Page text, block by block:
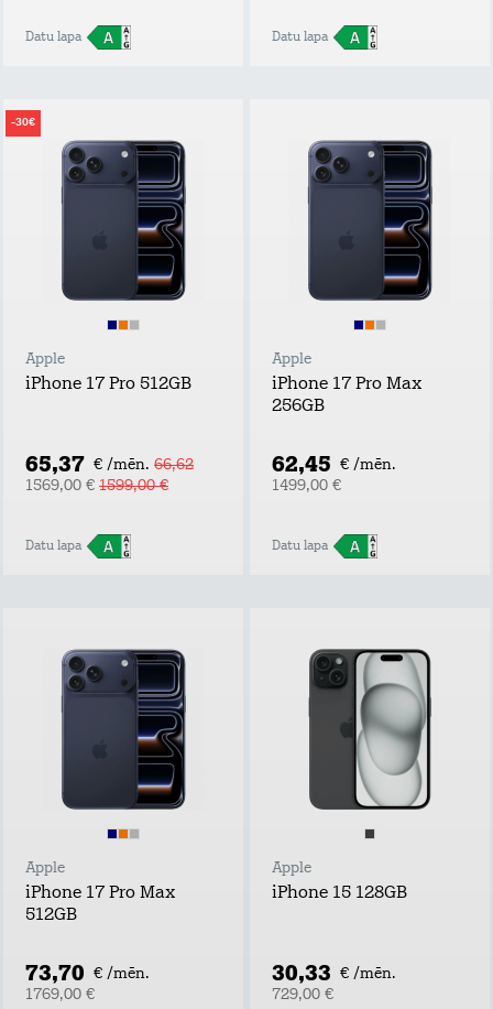
Datu lapa Datu lapa
-30€
Apple
iPhone 17 Pro 512GB
65,37 € /mēn. 66,62
1569,00 € 1599,00 €
Datu lapa
Apple
iPhone 17 Pro Max
256GB
62,45 € /mēn.
1499,00 €
Datu lapa
Apple
iPhone 17 Pro Max
512GB
73,70 € /mēn.
1769,00 €
Apple
iPhone 15 128GB
30,33 € /mēn.
729,00 €